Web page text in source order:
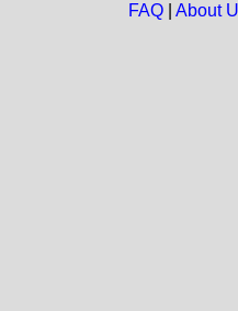
FAQ| About